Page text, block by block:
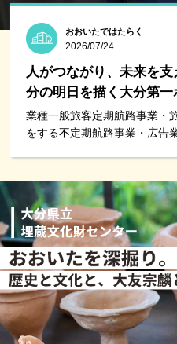
おおいたではたらく
2026/07/24
人がつながり、未来を
分の明日を描く大分第
業種一般旅客定期航路事業・
をする不定期航路事業・広告